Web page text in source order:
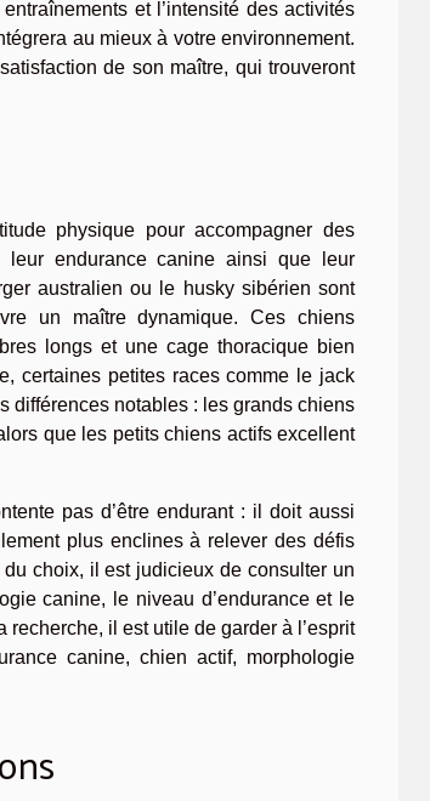
et l’intensité des activités
au mieux à votre environnement.
de son maître, qui trouveront
physique pour accompagner des
leur endurance canine ainsi que leur
australien ou le husky sibérien sont
un maître dynamique. Ces chiens
longs et une cage thoracique bien
certaines petites races comme le jack
différences notables : les grands chiens
que les petits chiens actifs excellent
pas d’être endurant : il doit aussi
plus enclines à relever des défis
choix, il est judicieux de consulter un
canine, le niveau d’endurance et le
il est utile de garder à l’esprit
canine, chien actif, morphologie